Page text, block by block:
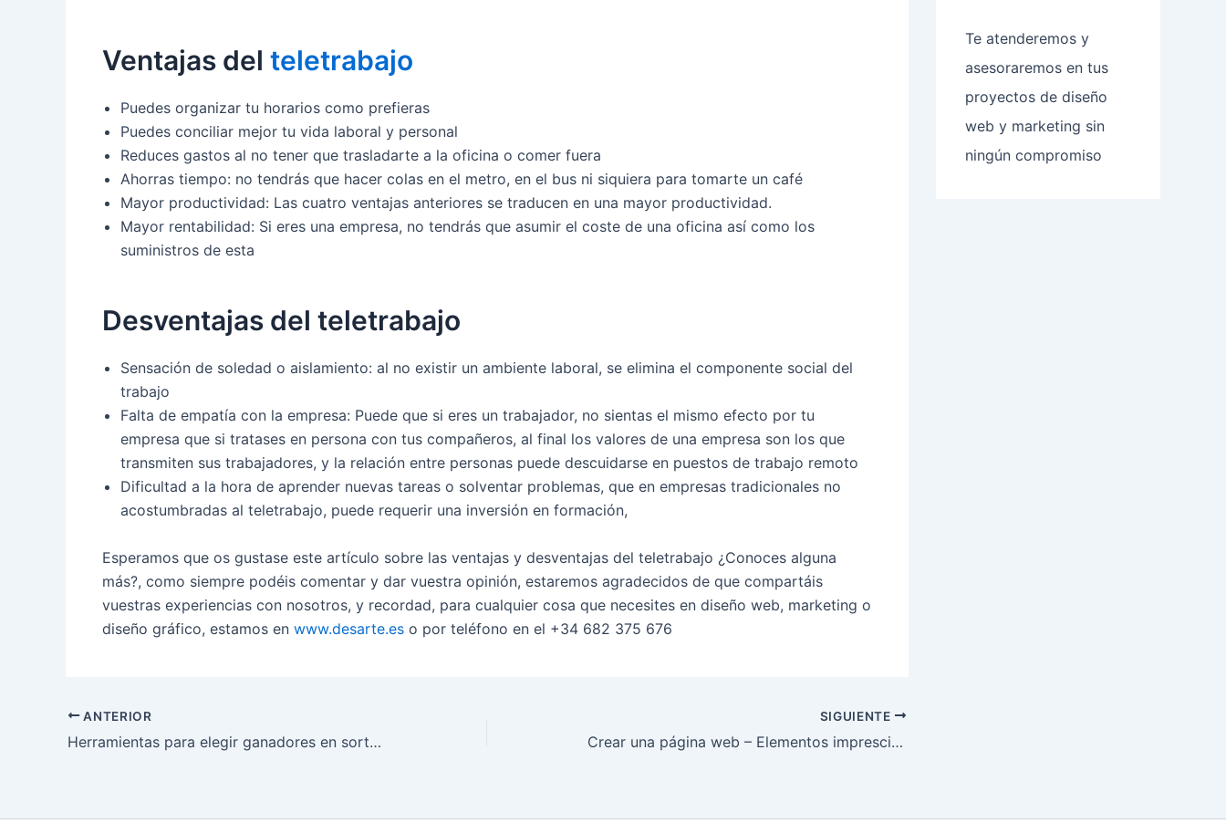
Ventajas del teletrabajo
Puedes organizar tu horarios como prefieras
Puedes conciliar mejor tu vida laboral y personal
Reduces gastos al no tener que trasladarte a la oficina o comer fuera
Ahorras tiempo: no tendrás que hacer colas en el metro, en el bus ni siquiera para tomarte un café
Mayor productividad: Las cuatro ventajas anteriores se traducen en una mayor productividad.
Mayor rentabilidad: Si eres una empresa, no tendrás que asumir el coste de una oficina así como los
suministros de esta
Desventajas del teletrabajo
Sensación de soledad o aislamiento: al no existir un ambiente laboral, se elimina el componente social del
trabajo
Falta de empatía con la empresa: Puede que si eres un trabajador, no sientas el mismo efecto por tu
empresa que si tratases en persona con tus compañeros, al final los valores de una empresa son los que
transmiten sus trabajadores, y la relación entre personas puede descuidarse en puestos de trabajo remoto
Dificultad a la hora de aprender nuevas tareas o solventar problemas, que en empresas tradicionales no
acostumbradas al teletrabajo, puede requerir una inversión en formación,
Esperamos que os gustase este artículo sobre las ventajas y desventajas del teletrabajo ¿Conoces alguna
más?, como siempre podéis comentar y dar vuestra opinión, estaremos agradecidos de que compartáis
vuestras experiencias con nosotros, y recordad, para cualquier cosa que necesites en diseño web, marketing o
diseño gráfico, estamos en www.desarte.es o por teléfono en el +34 682 375 676
ANTERIOR
Herramientas para elegir ganadores en sorteos de redes sociales en 2021
SIGUIENTE
Crear una página web – Elementos imprescindibles
Te atenderemos y
asesoraremos en tus
proyectos de diseño
web y marketing sin
ningún compromiso